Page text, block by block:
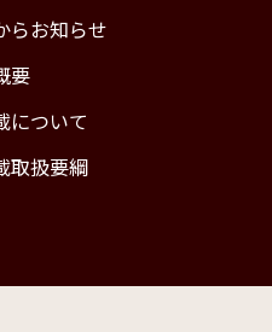
らお知らせ
要
について
取扱要綱